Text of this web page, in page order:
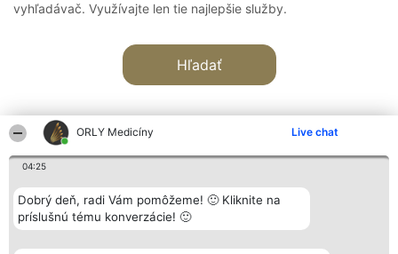
ORLY Medicíny Live chat
04:25
Dobrý deň, radi Vám pomôžeme! 🙂 Kliknite na
príslušnú tému konverzácie! 🙂
vyhľadávač. Využívajte len tie najlepšie služby.
Hľadať
Organizátor hodnotenia
Bright Side Solutions sp. z o.
o. sp. k.
Wrocław 50-079
Hodnotenie
Laureáti
Lista
Laureatów
Kontakt
Kontakt